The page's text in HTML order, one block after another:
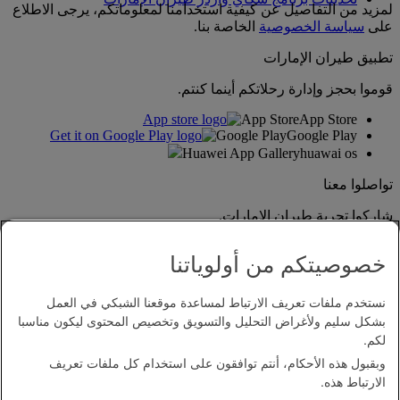
لمزيد من التفاصيل عن كيفية استخدامنا لمعلوماتكم، يرجى الاطلاع
على سياسة الخصوصية الخاصة بنا.
تطبيق طيران الإمارات
قوموا بحجز وإدارة رحلاتكم أينما كنتم.
App StoreApp Store
Google PlayGoogle Play
Huawei App Galleryhuawai os
تواصلوا معنا
شاركوا تجربة طيران الإمارات.
بيان إمكانية الدخول
اتصل بنا
خصوصيتكم من أولوياتنا
نستخدم ملفات تعريف الارتباط لمساعدة موقعنا الشبكي في العمل
بشكل سليم ولأغراض التحليل والتسويق وتخصيص المحتوى ليكون مناسبا
لكم.
وبقبول هذه الأحكام، أنتم توافقون على استخدام كل ملفات تعريف
الارتباط هذه.